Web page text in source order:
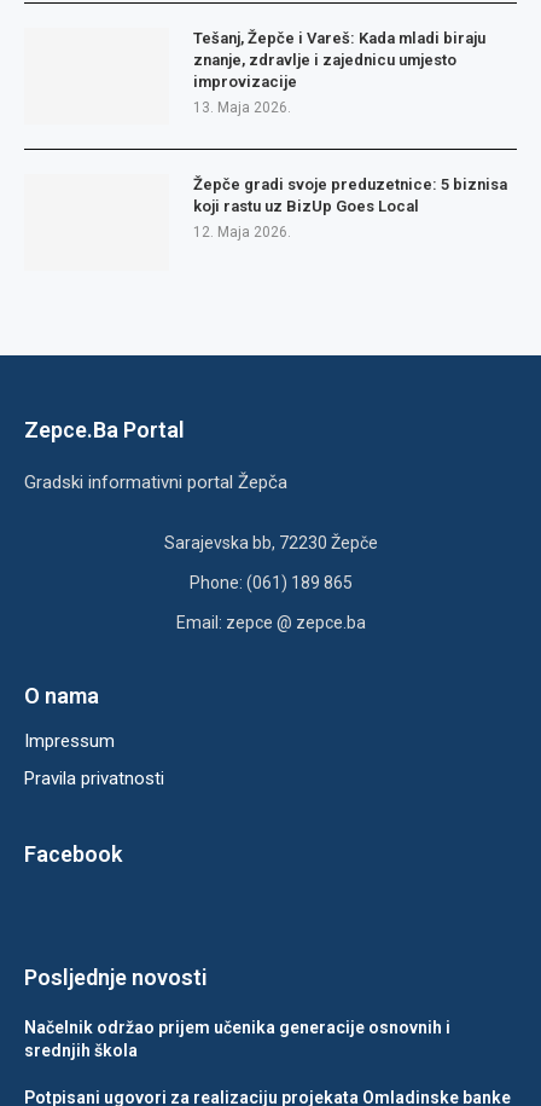
Tešanj, Žepče i Vareš: Kada mladi biraju
znanje, zdravlje i zajednicu umjesto
improvizacije
13. Maja 2026.
Žepče gradi svoje preduzetnice: 5 biznisa
koji rastu uz BizUp Goes Local
12. Maja 2026.
Zepce.Ba Portal
Gradski informativni portal Žepča
Sarajevska bb, 72230 Žepče
Phone: (061) 189 865
Email: zepce @ zepce.ba
O nama
Impressum
Pravila privatnosti
Facebook
Posljednje novosti
Načelnik održao prijem učenika generacije osnovnih i
srednjih škola
Potpisani ugovori za realizaciju projekata Omladinske banke